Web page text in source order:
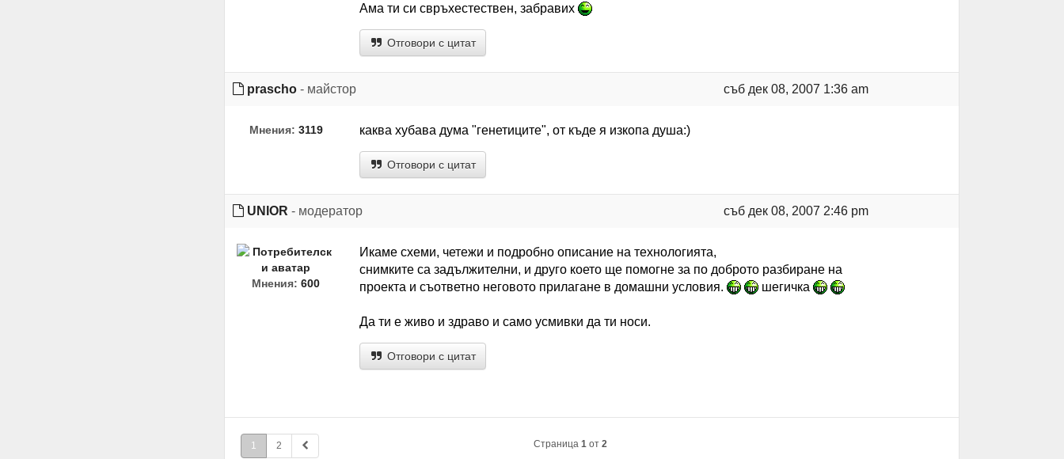
Ама ти си свръхестествен, забравих
Отговори с цитат
prascho - майстор съб дек 08, 2007 1:36 am
Мнения: 3119 каква хубава дума "генетиците", от къде я изкопа душа:)
Отговори с цитат
UNIOR - модератор съб дек 08, 2007 2:46 pm
Мнения: 600
Икаме схеми, четежи и подробно описание на технологията,
снимките са задължителни, и друго което ще помогне за по доброто разбиране на
проекта и съответно неговото прилагане в домашни условия.
шегичка
Да ти е живо и здраво и само усмивки да ти носи.
Отговори с цитат
1 2 Страница 1 от 2